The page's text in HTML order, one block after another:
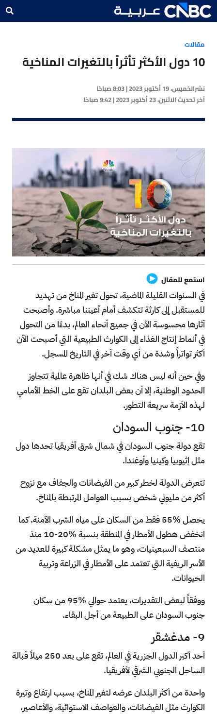
مقالات
10 دول الأكثر تأثراً بالتغيرات المناخية
نشرالخميس، 19 أكتوبر 2023 | 8:03 صباحًا
آخر تحديثالاثنين، 23 أكتوبر 2023 | 9:42 صباحًا
استمع للمقال
في السنوات القليلة الماضية، تحول تغير المناخ من تهديد
للمستقبل إلى كارثة تتكشف أمام أعيننا مباشرة. وأصبحت
آثارها محسوسة الآن في جميع أنحاء العالم، بدءًا من التحول
في أنماط إنتاج الغذاء إلى الكوارث الطبيعية التي أصبحت الآن
أكثر تواتراً وشدة من أي وقت آخر في التاريخ المسجل.
وفي حين أنه ليس هناك شك في أنها ظاهرة عالمية تتجاوز
الحدود الوطنية، إلا أن بعض البلدان تقع على الخط الأمامي
لهذه الأزمة سريعة التطور.
10- جنوب السودان
تقع دولة جنوب السودان في شمال شرق أفريقيا تحدها دول
مثل إثيوبيا وكينيا وأوغندا.
تتعرض الدولة لخطر كبير من الفيضانات والجفاف مع نزوح
أكثر من مليوني شخص بسبب العوامل المرتبطة بالمناخ.
يحصل %55 فقط من السكان على مياه الشرب الآمنة. كما
انخفض هطول الأمطار في المنطقة بنسبة %20-10 منذ
منتصف السبعينيات، وهو ما يمثل مشكلة كبيرة للعديد من
الأسر الريفية التي تعتمد على الأمطار في الزراعة وتربية
الحيوانات.
ووفقاً لبعض التقديرات، يعتمد حوالي %95 من سكان
جنوب السودان على الطبيعة من أجل البقاء.
9- مدغشقر
أحد أكبر الدول الجزرية في العالم، تقع على بعد 250 ميلاً قبالة
الساحل الجنوبي الشرقي لأفريقيا.
واحدة من أكثر البلدان عرضه لتغير المناخ، بسبب ارتفاع وتيرة
الكوارث مثل الفيضانات، والعواصف الاستوائية، والأعاصير،